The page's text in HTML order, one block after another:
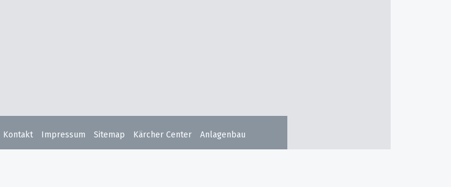
Kontakt Impressum Sitemap Kärcher Center Anlagenbau